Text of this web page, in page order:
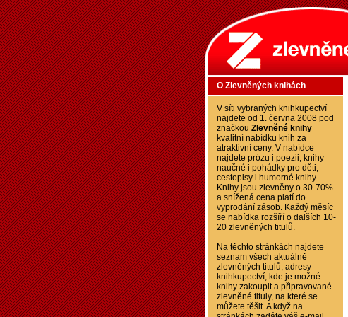
O Zlevněných knihách
V síti vybraných knihkupectví
najdete od 1. června 2008 pod
značkou Zlevněné knihy
kvalitní nabídku knih za
atraktivní ceny. V nabídce
najdete prózu i poezii, knihy
naučné i pohádky pro děti,
cestopisy i humorné knihy.
Knihy jsou zlevněny o 30-70%
a snížená cena platí do
vyprodání zásob. Každý měsíc
se nabídka rozšíří o dalších 10-
20 zlevněných titulů.
Na těchto stránkách najdete
seznam všech aktuálně
zlevněných titulů, adresy
knihkupectví, kde je možné
knihy zakoupit a připravované
zlevněné tituly, na které se
můžete těšit. A když na